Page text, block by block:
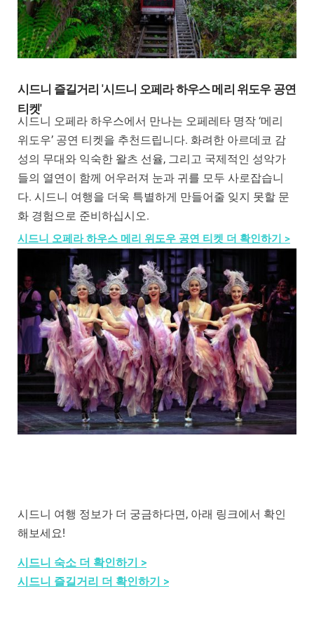
시드니 즐길거리 '시드니 오페라 하우스 메리 위도우 공연
티켓'
시드니 오페라 하우스에서 만나는 오페레타 명작 ‘메리
위도우’ 공연 티켓을 추천드립니다. 화려한 아르데코 감
성의 무대와 익숙한 왈츠 선율, 그리고 국제적인 성악가
들의 열연이 함께 어우러져 눈과 귀를 모두 사로잡습니
다. 시드니 여행을 더욱 특별하게 만들어줄 잊지 못할 문
화 경험으로 준비하십시오.
시드니 오페라 하우스 메리 위도우 공연 티켓 더 확인하기 >
시드니 여행 정보가 더 궁금하다면, 아래 링크에서 확인
해보세요!
시드니 숙소 더 확인하기 >
시드니 즐길거리 더 확인하기 >